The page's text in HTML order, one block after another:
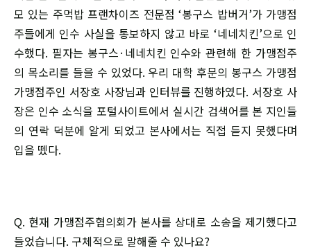
모 있는 주먹밥 프랜차이즈 전문점 ‘봉구스 밥버거’가 가맹점
주들에게 인수 사실을 통보하지 않고 바로 ‘네네치킨’으로 인
수했다. 필자는 봉구스·네네치킨 인수와 관련해 한 가맹점주
의 목소리를 들을 수 있었다. 우리 대학 후문의 봉구스 가맹점
가맹점주인 서장호 사장님과 인터뷰를 진행하였다. 서장호 사
장은 인수 소식을 포털사이트에서 실시간 검색어를 본 지인들
의 연락 덕분에 알게 되었고 본사에서는 직접 듣지 못했다며
입을 뗐다.
Q. 현재 가맹점주협의회가 본사를 상대로 소송을 제기했다고
들었습니다. 구체적으로 말해줄 수 있나요?